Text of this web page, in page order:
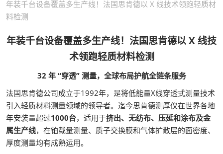
年装千台设备覆盖多生产线！法国思肯德以 X 线技术领跑轻质材
料检测
年装千台设备覆盖多生产线！法国思肯德以 X 线技
术领跑轻质材料检测
32 年 “穿透” 测量，全球布局护航全链条服务
法国思肯德公司成立于1992年，是将低能量X线穿透式测量技术
引入轻质材料测量领域的领导者。迄今思肯德测厚仪在世界各地
年安装量超过1000台，适用于挤出、无纺布、压延和涂布及金
属生产线，在铂载量测量、质子交换膜和气体扩散层的面密度、
厚度测量均有成熟运用。